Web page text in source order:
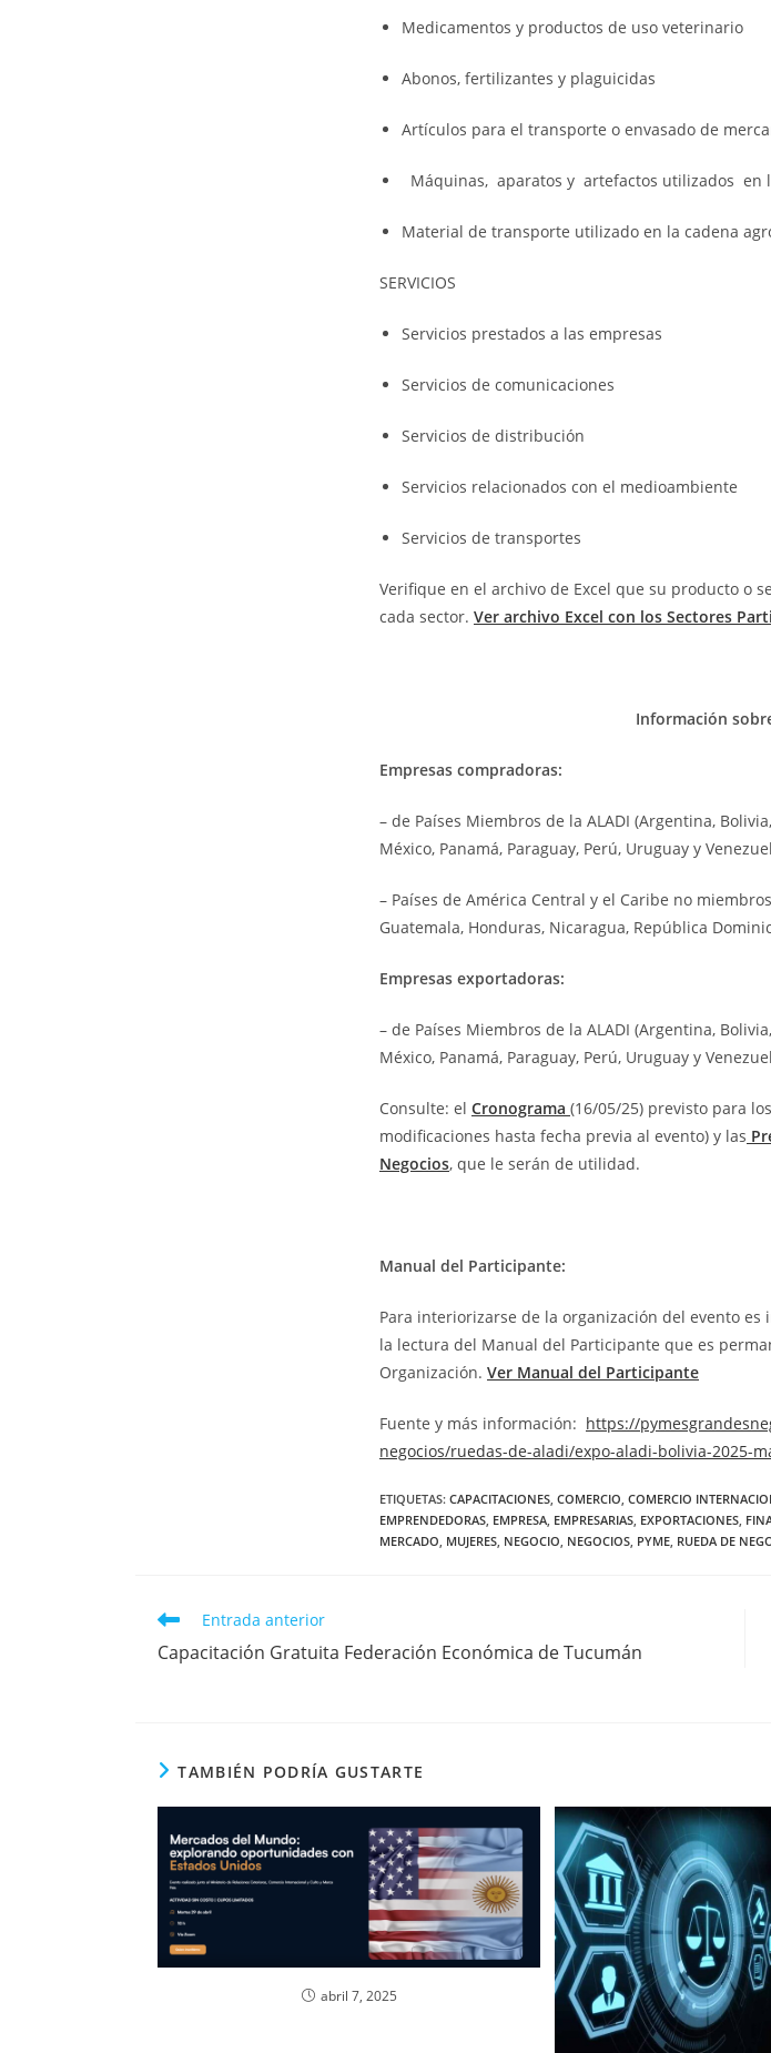
Medicamentos y productos de uso veterinario
Abonos, fertilizantes y plaguicidas
Artículos para el transporte o envasado de
Máquinas, aparatos y artefactos utilizados en
Material de transporte utilizado en la cadena
SERVICIOS
Servicios prestados a las empresas
Servicios de comunicaciones
Servicios de distribución
Servicios relacionados con el medioambiente
Servicios de transportes
Verifique en el archivo de Excel que su producto o
cada sector. Ver archivo Excel con los Sectores
Información
Empresas compradoras:
– de Países Miembros de la ALADI (Argentina,
México, Panamá, Paraguay, Perú, Uruguay y
– Países de América Central y el Caribe no
Guatemala, Honduras, Nicaragua, República
Empresas exportadoras:
– de Países Miembros de la ALADI (Argentina,
México, Panamá, Paraguay, Perú, Uruguay y
Consulte: el Cronograma (16/05/25) previsto para
modificaciones hasta fecha previa al evento) y las
Negocios, que le serán de utilidad.
Manual del Participante:
Para interiorizarse de la organización del evento
la lectura del Manual del Participante que es
Organización. Ver Manual del Participante
Fuente y más información: https://
negocios/ruedas-de-aladi/expo-aladi-bolivia-2025-
ETIQUETAS: CAPACITACIONES COMERCIO COMERCIO
EMPRENDEDORAS EMPRESA EMPRESARIAS EXPORTACIONES
MERCADO MUJERES NEGOCIO NEGOCIOS PYME RUEDA DE
Entrada anterior
Capacitación Gratuita Federación Económica de Tucumán
TAMBIÉN PODRÍA GUSTARTE
abril 7, 2025